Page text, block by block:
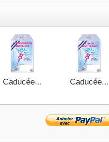
Caducée... Caducée...